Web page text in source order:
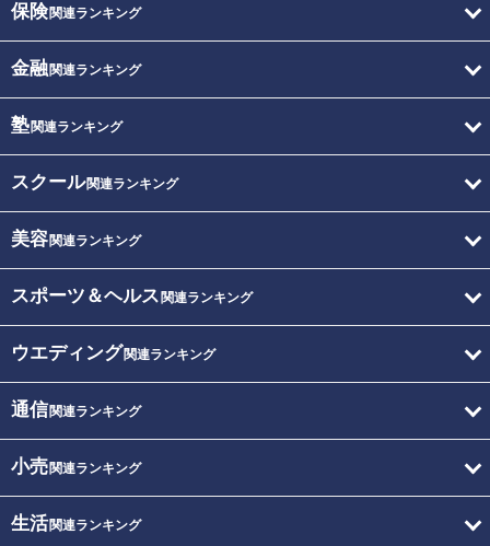
保険関連ランキング
金融関連ランキング
塾関連ランキング
スクール関連ランキング
美容関連ランキング
スポーツ＆ヘルス 関連ランキング
ウエディング関連ランキング
通信関連ランキング
小売関連ランキング
生活関連ランキング